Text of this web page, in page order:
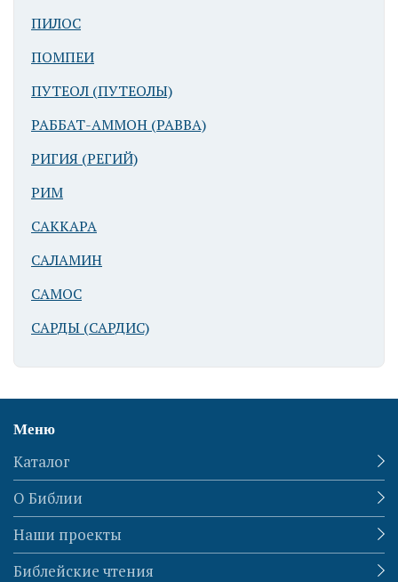
ПИЛОС
ПОМПЕИ
ПУТЕОЛ (ПУТЕОЛЫ)
РАББАТ-АММОН (РАВВА)
РИГИЯ (РЕГИЙ)
РИМ
САККАРА
САЛАМИН
САМОС
САРДЫ (САРДИС)
Меню
Каталог
О Библии
Наши проекты
Библейские чтения